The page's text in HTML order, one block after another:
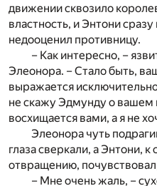
движении сквозило
властность, и Энтони
недооценил противницу.
– Как интересно, –
Элеонора. – Стало быть,
выражается
не скажу Эдмунду о вашем
восхищается вами, а я не
Элеонора чуть
глаза сверкали, а Энтони,
отвращению,
– Мне очень жаль, –